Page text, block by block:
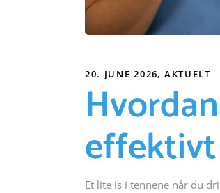
20. JUNE 2026 AKTUELT
effektivt
Et lite is i tennene når du